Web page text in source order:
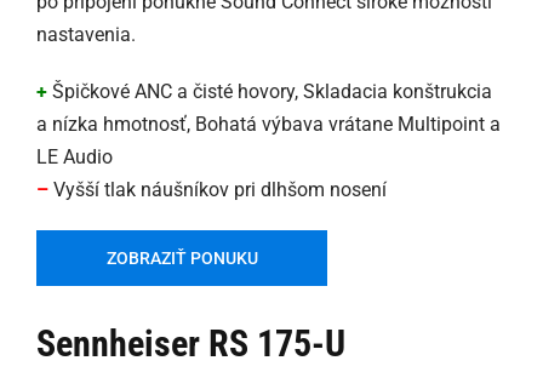
nastavenia.
+ Špičkové ANC a čisté hovory, Skladacia konštrukcia
a nízka hmotnosť, Bohatá výbava vrátane Multipoint a
LE Audio
– Vyšší tlak náušníkov pri dlhšom nosení
ZOBRAZIŤ PONUKU
Sennheiser RS 175-U